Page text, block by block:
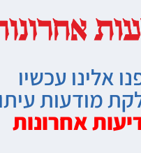
אלינו עכשיו
מודעות
אחרונות